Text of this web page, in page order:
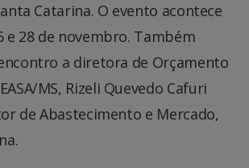
Catarina. O evento acontece
e 28 de novembro. Também
a diretora de Orçamento
MS, Rizeli Quevedo Cafuri
de Abastecimento e Mercado,